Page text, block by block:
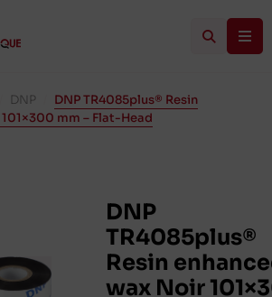
DNP
DNP TR4085plus® Resin
mm – Flat-Head
DNP
TR4085plus®
Resin
wax Noir